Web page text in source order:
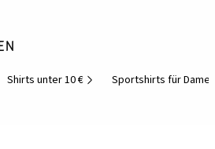
Shirts unter 10 € Sportshirts für Damen